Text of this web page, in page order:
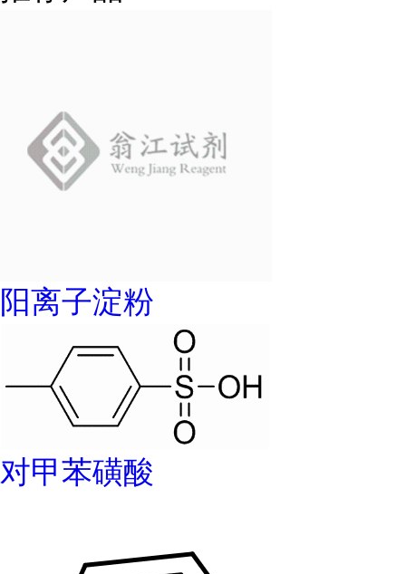
阳离子淀粉
对甲苯磺酸